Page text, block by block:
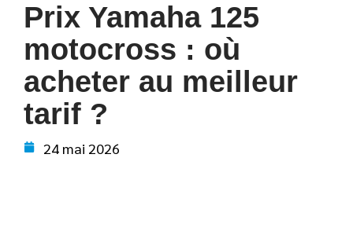
Prix Yamaha 125
motocross : où
acheter au meilleur
tarif ?
24 mai 2026